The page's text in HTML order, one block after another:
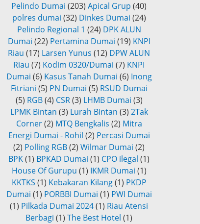
Pelindo Dumai (203) Apical Grup (40)
polres dumai (32) Dinkes Dumai (24)
Pelindo Regional 1 (24) DPK ALUN
Dumai (22) Pertamina Dumai (19) KNPI
Riau (17) Larsen Yunus (12) DPW ALUN
Riau (7) Kodim 0320/Dumai (7) KNPI
Dumai (6) Kasus Tanah Dumai (6) Inong
Fitriani (5) PN Dumai (5) RSUD Dumai
(5) RGB (4) CSR (3) LHMB Dumai (3)
LPMK Bintan (3) Lurah Bintan (3) 2Tak
Corner (2) MTQ Bengkalis (2) Mitra
Energi Dumai - Rohil (2) Percasi Dumai
(2) Polling RGB(2) Wilmar Dumai (2)
BPK(1) BPKAD Dumai (1) CPO ilegal (1)
House Of Gurupu (1) IKMR Dumai (1)
KKTKS (1) Kebakaran Kilang (1) PKDP
Dumai (1) PORBBI Dumai (1) PWI Dumai
(1) Pilkada Dumai 2024(1) Riau Atensi
Berbagi (1) The Best Hotel (1)